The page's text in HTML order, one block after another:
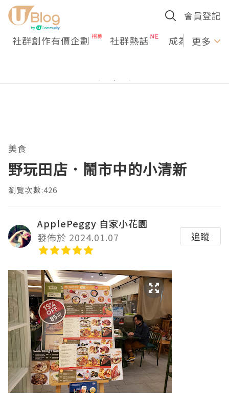
會員登記
社群創作有價企劃 社群熱話 成為U更多
美食
野玩田店．鬧市中的小清新
瀏覽次數:426
ApplePeggy 自家小花園
發佈於 2024.01.07
追蹤